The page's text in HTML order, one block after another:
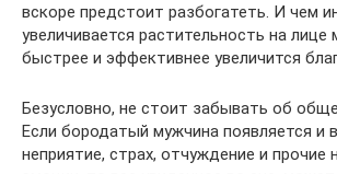
вскоре предстоит разбогатеть. И чем
увеличивается растительность на
быстрее и эффективнее увеличится
Безусловно, не стоит забывать об
Если бородатый мужчина появляется и
неприятие, страх, отчуждение и прочие